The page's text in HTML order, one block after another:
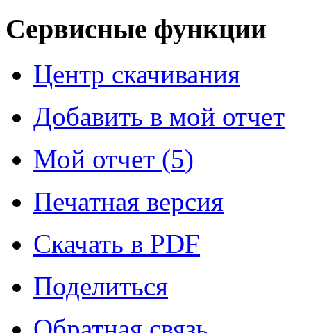
Сервисные функции
Центр скачивания
Добавить в мой отчет
Мой отчет (5)
Печатная версия
Скачать в PDF
Поделиться